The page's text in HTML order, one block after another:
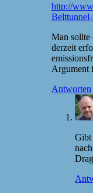
http://
Man sollte
derzeit
Argument
Antworten
Gibt